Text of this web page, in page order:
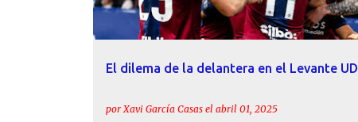
El dilema de la delantera en el Levante UD
porXavi García Casas el abril 01, 2025